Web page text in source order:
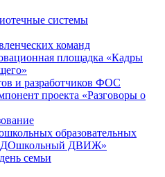
системы
команд
площадка «Кадры
и разработчиков ФОС
проекта «Разговоры о
образовательных
ДВИЖ»
семьи